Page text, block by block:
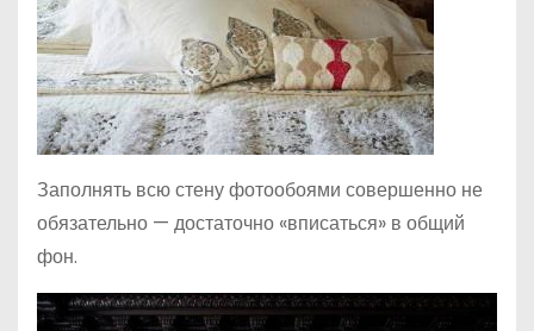
Заполнять всю стену фотообоями совершенно не
обязательно — достаточно «вписаться» в общий
фон.